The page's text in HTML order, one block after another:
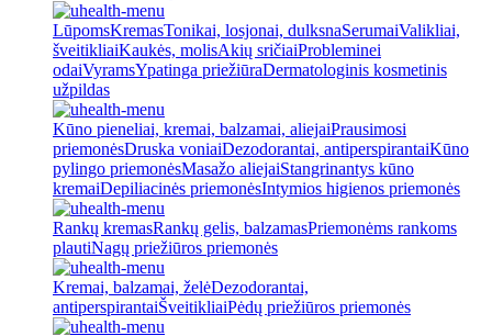
LūpomsKremasTonikai, losjonai, dulksnaSerumaiValikliai,
šveitikliaiKaukės, molisAkių sričiaiProbleminei
odaiVyramsYpatinga priežiūraDermatologinis kosmetinis
užpildas
Kūno pieneliai, kremai, balzamai, aliejaiPrausimosi
priemonėsDruska voniaiDezodorantai, antiperspirantaiKūno
pylingo priemonėsMasažo aliejaiStangrinantys kūno
kremaiDepiliacinės priemonėsIntymios higienos priemonės
Rankų kremasRankų gelis, balzamasPriemonėms rankoms
plautiNagų priežiūros priemonės
Kremai, balzamai, želėDezodorantai,
antiperspirantaiŠveitikliaiPėdų priežiūros priemonės